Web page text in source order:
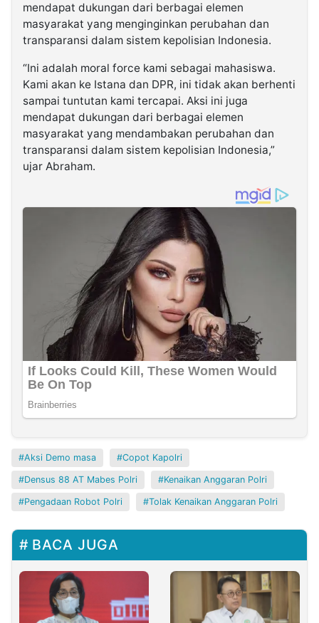
mendapat dukungan dari berbagai elemen
masyarakat yang menginginkan perubahan dan
transparansi dalam sistem kepolisian Indonesia.
“Ini adalah moral force kami sebagai mahasiswa.
Kami akan ke Istana dan DPR, ini tidak akan berhenti
sampai tuntutan kami tercapai. Aksi ini juga
mendapat dukungan dari berbagai elemen
masyarakat yang mendambakan perubahan dan
transparansi dalam sistem kepolisian Indonesia,”
ujar Abraham.
Aksi Demo masa Copot Kapolri
Densus 88 AT Mabes Polri Kenaikan Anggaran Polri
Pengadaan Robot Polri Tolak Kenaikan Anggaran Polri
BACA JUGA